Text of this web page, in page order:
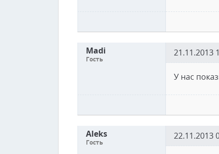
Madi
Гость
21.11.2013
У нас
Aleks
Гость
22.11.2013